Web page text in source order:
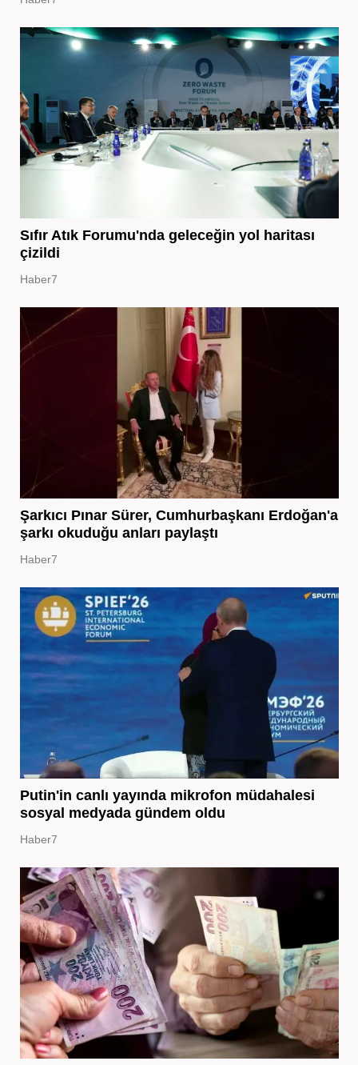
Sıfır Atık Forumu'nda geleceğin yol haritası
çizildi
Haber7
Şarkıcı Pınar Sürer, Cumhurbaşkanı Erdoğan'a
şarkı okuduğu anları paylaştı
Haber7
Putin'in canlı yayında mikrofon müdahalesi
sosyal medyada gündem oldu
Haber7